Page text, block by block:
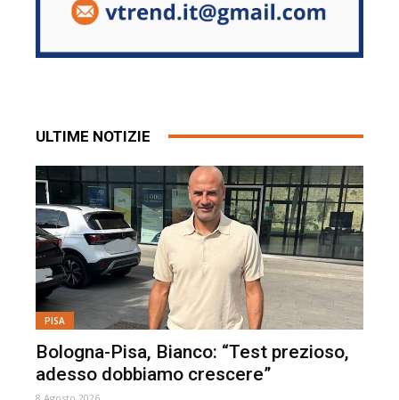
ULTIME NOTIZIE
PISA
Bologna-Pisa, Bianco: “Test prezioso,
adesso dobbiamo crescere”